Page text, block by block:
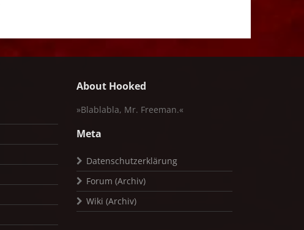
About Hooked
»Blablabla, Mr. Freeman.«
Meta
Datenschutzerklärung
Forum (Archiv)
Wiki (Archiv)